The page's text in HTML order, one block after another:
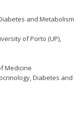
and Metabolism
of Porto (UP),
Medicine
Diabetes and